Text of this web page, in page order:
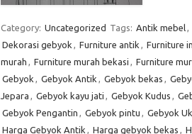
Category: Uncategorized Tags: Antik mebel,
Dekorasi gebyok , Furniture antik , Furniture
murah , Furniture murah bekasi , Furniture
Gebyok , Gebyok Antik , Gebyok bekas ,
Jepara , Gebyok kayu jati , Gebyok Kudus ,
Gebyok Pengantin , Gebyok pintu , Gebyok
Harga Gebyok Antik , Harga gebyok bekas ,